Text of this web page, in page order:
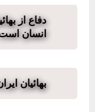
دفاع از
انسان
بهائیان